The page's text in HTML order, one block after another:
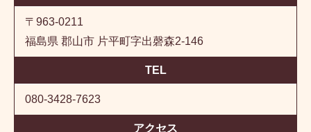
〒963-0211
福島県 郡山市 片平町字出磬森2-146
TEL
080-3428-7623
アクセス